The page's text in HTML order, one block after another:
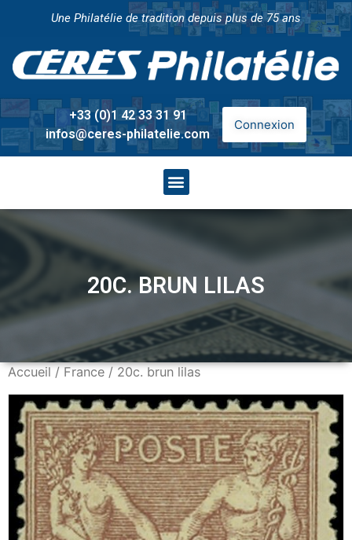
Une Philatélie de tradition depuis plus de 75 ans
+33 (0)1 42 33 31 91
infos@ceres-philatelie.com
Connexion
20C. BRUN LILAS
Accueil / France / 20c. brun lilas